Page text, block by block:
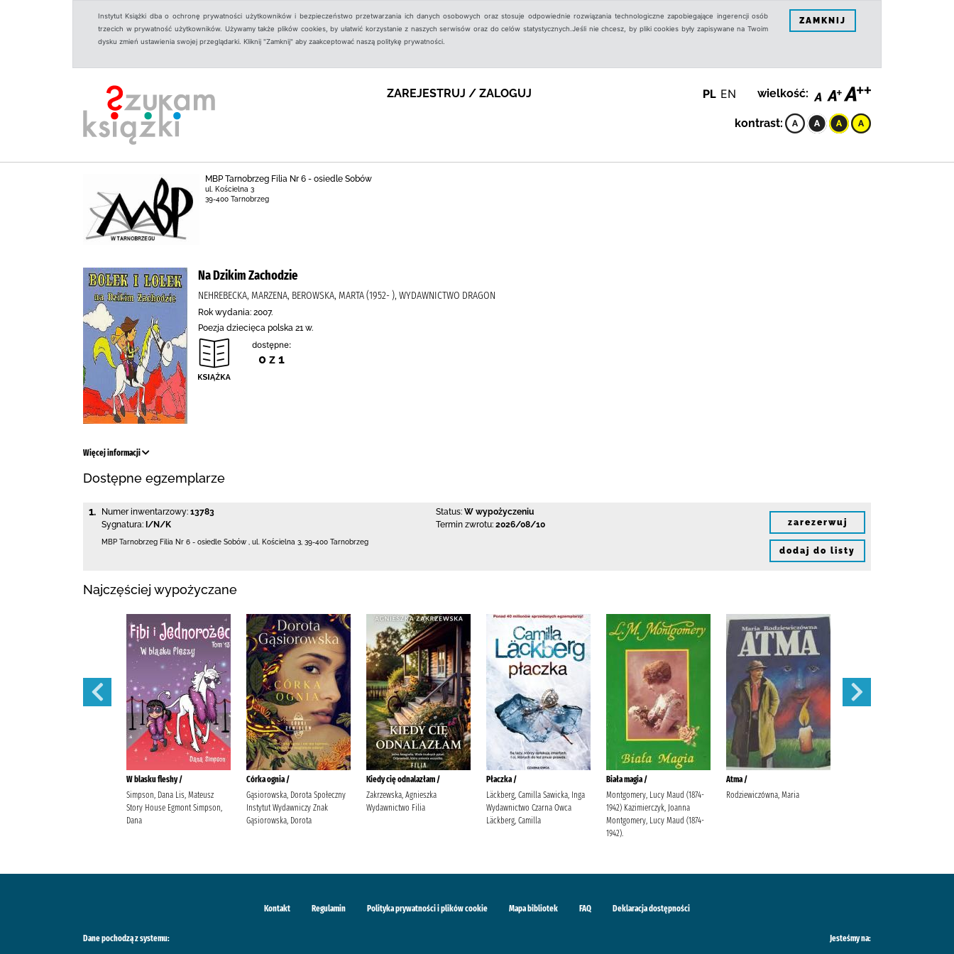
Instytut Książki dba o ochronę prywatności użytkowników i bezpieczeństwo przetwarzania ich danych osobowych oraz stosuje odpowiednie rozwiązania technologiczne zapobiegające ingerencji osób
trzecich w prywatność użytkowników. Używamy także plików cookies, by ułatwić korzystanie z naszych serwisów oraz do celów statystycznych.Jeśli nie chcesz, by pliki cookies były zapisywane na Twoim
dysku zmień ustawienia swojej przeglądarki. Kliknij "Zamknij" aby zaakceptować naszą politykę prywatności.
ZAMKNIJ
ZAREJESTRUJ / ZALOGUJ PL EN wielkość:
kontrast:
MBP Tarnobrzeg Filia Nr 6 - osiedle Sobów
ul. Kościelna 3
39-400 Tarnobrzeg
Na Dzikim Zachodzie
NEHREBECKA, MARZENA, BEROWSKA, MARTA (1952- ), WYDAWNICTWO DRAGON
Rok wydania: 2007.
Poezja dziecięca polska 21 w.
dostępne:
0 z 1
Więcej informacji
Dostępne egzemplarze
1. Numer inwentarzowy: 13783
Sygnatura: I/N/K
Status: W wypożyczeniu
Termin zwrotu: 2026/08/10
MBP Tarnobrzeg Filia Nr 6 - osiedle Sobów ul. Kościelna 3 39-400 Tarnobrzeg
zarezerwuj
dodaj do listy
Najczęściej wypożyczane
W blasku fleshy /
Simpson, Dana Lis, Mateusz
Story House Egmont Simpson,
Dana
Córka ognia /
Gąsiorowska, Dorota Społeczny
Instytut Wydawniczy Znak
Gąsiorowska, Dorota
Kiedy cię odnalazłam /
Zakrzewska, Agnieszka
Wydawnictwo Filia
Płaczka /
Läckberg, Camilla Sawicka, Inga
Wydawnictwo Czarna Owca
Läckberg, Camilla
Biała magia /
Montgomery, Lucy Maud (1874-
1942) Kazimierczyk, Joanna
Montgomery, Lucy Maud (1874-
1942).
Atma /
Rodziewiczówna, Maria
Kontakt Regulamin Polityka prywatności i plików cookie Mapa bibliotek FAQ Deklaracja dostępności
Dane pochodzą z systemu: Jesteśmy na: